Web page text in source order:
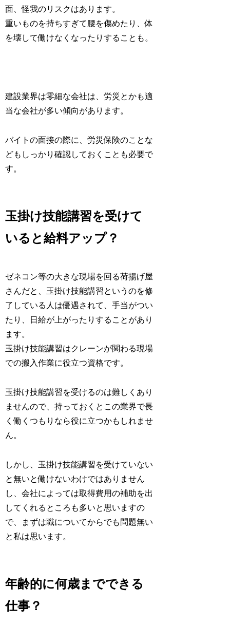
面、怪我のリスクはあります。
重いものを持ちすぎて腰を傷めたり、体
を壊して働けなくなったりすることも。
建設業界は零細な会社は、労災とかも適
当な会社が多い傾向があります。
バイトの面接の際に、労災保険のことな
どもしっかり確認しておくことも必要で
す。
玉掛け技能講習を受けて
いると給料アップ？
ゼネコン等の大きな現場を回る荷揚げ屋
さんだと、玉掛け技能講習というのを修
了している人は優遇されて、手当がつい
たり、日給が上がったりすることがあり
ます。
玉掛け技能講習はクレーンが関わる現場
での搬入作業に役立つ資格です。
玉掛け技能講習を受けるのは難しくあり
ませんので、持っておくとこの業界で長
く働くつもりなら役に立つかもしれませ
ん。
しかし、玉掛け技能講習を受けていない
と無いと働けないわけではありません
し、会社によっては取得費用の補助を出
してくれるところも多いと思いますの
で、まずは職についてからでも問題無い
と私は思います。
年齢的に何歳までできる
仕事？